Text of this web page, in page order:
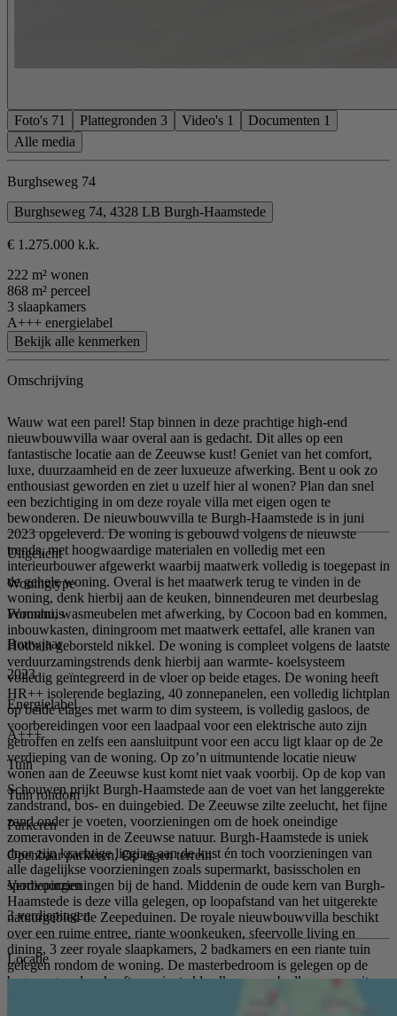
Foto's 71 Plattegronden 3 Video's 1 Documenten 1
Alle media
Burghseweg 74
Burghseweg 74, 4328 LB Burgh-Haamstede
€ 1.275.000 k.k.
222 m² wonen
868 m² perceel
3 slaapkamers
A+++ energielabel
Bekijk alle kenmerken
Omschrijving
Wauw wat een parel! Stap binnen in deze prachtige high-end
nieuwbouwvilla waar overal aan is gedacht. Dit alles op een
fantastische locatie aan de Zeeuwse kust! Geniet van het comfort,
luxe, duurzaamheid en de zeer luxueuze afwerking. Bent u ook zo
enthousiast geworden en ziet u uzelf hier al wonen? Plan dan snel
een bezichtiging in om deze royale villa met eigen ogen te
bewonderen. De nieuwbouwvilla te Burgh-Haamstede is in juni
2023 opgeleverd. De woning is gebouwd volgens de nieuwste
trends, met hoogwaardige materialen en volledig met een
interieurbouwer afgewerkt waarbij maatwerk volledig is toegepast in
de gehele woning. Overal is het maatwerk terug te vinden in de
woning, denk hierbij aan de keuken, binnendeuren met deurbeslag
Formani, wasmeubelen met afwerking, by Cocoon bad en kommen,
inbouwkasten, diningroom met maatwerk eettafel, alle kranen van
Hotbath geborsteld nikkel. De woning is compleet volgens de laatste
verduurzamingstrends denk hierbij aan warmte- koelsysteem
volledig geïntegreerd in de vloer op beide etages. De woning heeft
HR++ isolerende beglazing, 40 zonnepanelen, een volledig lichtplan
op beide etages met warm to dim systeem, is volledig gasloos, de
voorbereidingen voor een laadpaal voor een elektrische auto zijn
getroffen en zelfs een aansluitpunt voor een accu ligt klaar op de 2e
verdieping van de woning. Op zo’n uitmuntende locatie nieuw
wonen aan de Zeeuwse kust komt niet vaak voorbij. Op de kop van
Schouwen prijkt Burgh-Haamstede aan de voet van het langgerekte
zandstrand, bos- en duingebied. De Zeeuwse zilte zeelucht, het fijne
zand onder je voeten, voorzieningen om de hoek oneindige
zomeravonden in de Zeeuwse natuur. Burgh-Haamstede is uniek
door zijn krachtige ligging aan de kust én toch voorzieningen van
alle dagelijkse voorzieningen zoals supermarkt, basisscholen en
sportvoorzieningen bij de hand. Middenin de oude kern van Burgh-
Haamstede is deze villa gelegen, op loopafstand van het uitgerekte
natuurgebied de Zeepeduinen. De royale nieuwbouwvilla beschikt
over een ruime entree, riante woonkeuken, sfeervolle living en
dining, 3 zeer royale slaapkamers, 2 badkamers en een riante tuin
gelegen rondom de woning. De masterbedroom is gelegen op de
begane grond en heeft een riante kleedkamer en badkamer ensuite.
Uitgelicht
Woningtype
Woonhuis
Bouwjaar
2023
Energielabel
A+++
Tuin
Tuin rondom
Parkeren
Openbaar parkeren, Op eigen terrein
Verdiepingen
3 verdiepingen
Locatie